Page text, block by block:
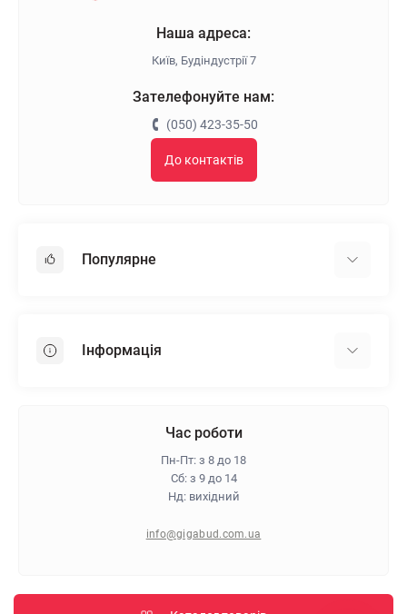
Наша адреса:
Київ, Будіндустрії 7
Зателефонуйте нам:
(050) 423-35-50
До контактів
Популярне
Пінопласт
Інформація
Гарантія та повернення
Політика конфіденційності
Час роботи
Пн-Пт: з 8 до 18
Сб: з 9 до 14
Нд: вихідний
info@gigabud.com.ua